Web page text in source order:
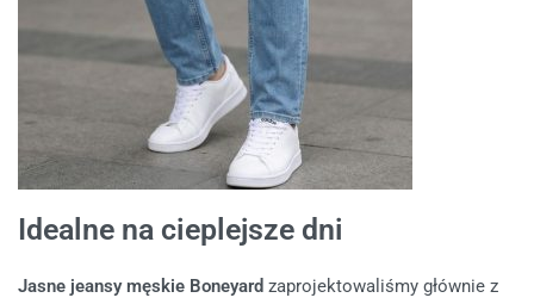
Idealne na cieplejsze dni
Jasne jeansy męskie Boneyard zaprojektowaliśmy głównie z